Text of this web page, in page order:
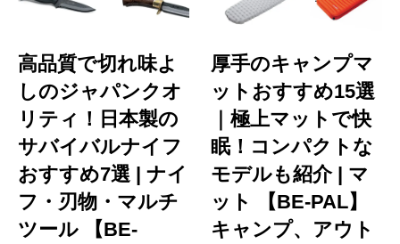
高品質で切れ味よ
しのジャパンクオ
リティ！日本製の
サバイバルナイフ
おすすめ7選 | ナイ
フ・刃物・マルチ
ツール 【BE-
厚手のキャンプマ
ットおすすめ15選
｜極上マットで快
眠！コンパクトな
モデルも紹介 | マ
ット 【BE-PAL】
キャンプ、アウト